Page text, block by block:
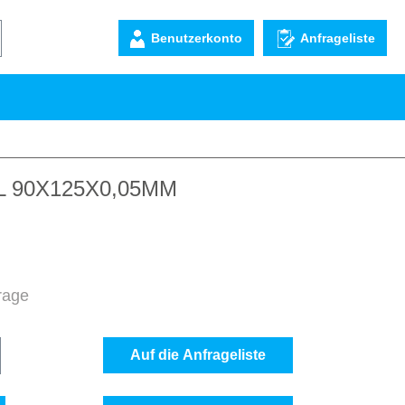
Benutzerkonto Anfrageliste
90X125X0,05MM
den gewünschten Wert ein oder
Auf die Anfrageliste